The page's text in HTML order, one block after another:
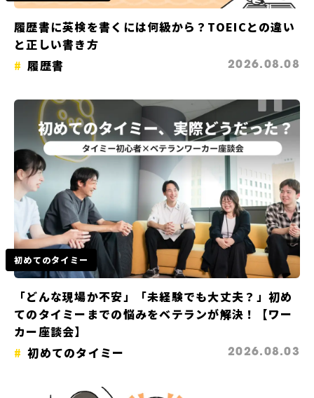
履歴書に英検を書くには何級から？TOEICとの違い
と正しい書き方
履歴書
2026.08.08
初めてのタイミー
「どんな現場か不安」「未経験でも大丈夫？」初め
てのタイミーまでの悩みをベテランが解決！【ワー
カー座談会】
初めてのタイミー
2026.08.03